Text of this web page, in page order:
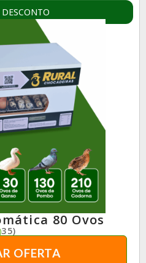
80 Ovos
OFERTA